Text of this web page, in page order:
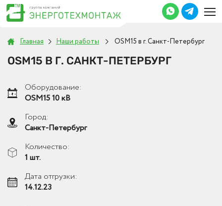
Главная Наши работы OSM15 в г. Санкт-Петербург
OSM15 В Г. САНКТ-ПЕТЕРБУРГ
Оборудование:
OSM15 10 кВ
Город:
Санкт-Петербург
Количество:
1 шт.
Дата отгрузки:
14.12.23